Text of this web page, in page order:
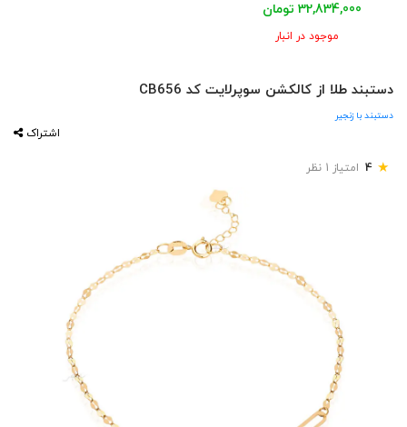
32,834,000 تومان
موجود در انبار
دستبند طلا از کالکشن سوپرلایت کد CB656
دستبند با زنجیر
اشتراک
★
4 امتیاز 1 نظر